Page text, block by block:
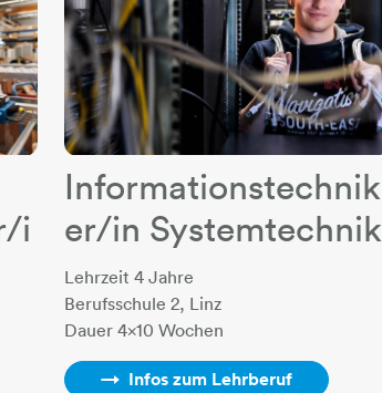
i
Informationstechnik
er/in Systemtechnik
Lehrzeit 4 Jahre
Berufsschule 2, Linz
Dauer 4x10 Wochen
Infos zum Lehrberuf​​​​​​​